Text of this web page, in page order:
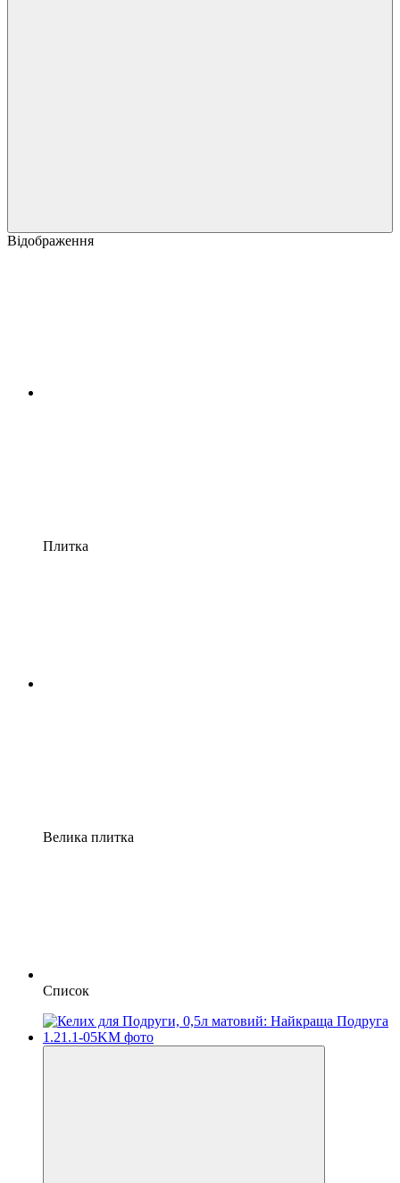
Відображення
Плитка
Велика плитка
Список